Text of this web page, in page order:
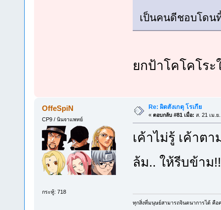
เป็นคนดีชอบโด
ยกป้าโคโคโร
OffeSpiN
CP9 / นินจาแพทย์
กระทู้: 718
Re: ผิดสังเกตุ โรเกีย
« ตอบกลับ #81 เมื่อ: ส. 21 เม.ย
เค้าไม่รู้ เค้าต
ล้ม.. ให้รีบข้า
ทุกสิ่งที่มนุษย์สามารถจินตนาการได้ คื